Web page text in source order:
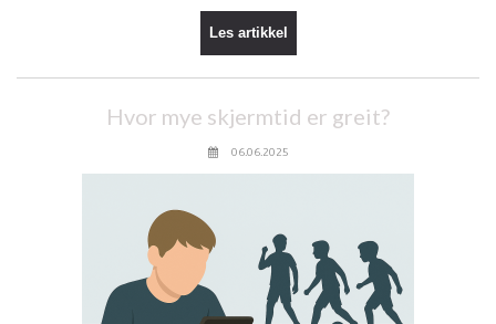
Les artikkel
Hvor mye skjermtid er greit?
06.06.2025